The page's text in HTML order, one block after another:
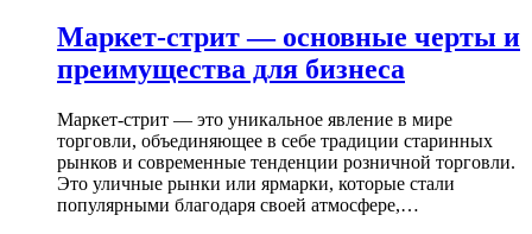
Маркет-стрит — основные черты и
преимущества для бизнеса
Маркет-стрит — это уникальное явление в мире
торговли, объединяющее в себе традиции старинных
рынков и современные тенденции розничной торговли.
Это уличные рынки или ярмарки, которые стали
популярными благодаря своей атмосфере,…